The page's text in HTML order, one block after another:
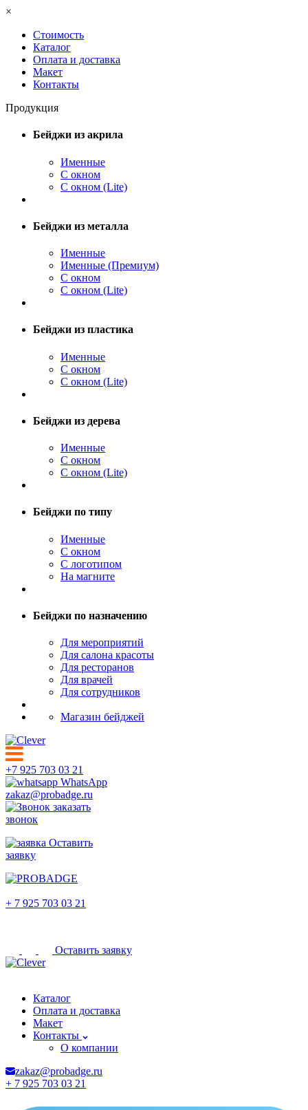
×
Стоимость
Каталог
Оплата и доставка
Макет
Контакты
Продукция
Бейджи из акрила
Именные
С окном
С окном (Lite)
Бейджи из металла
Именные
Именные (Премиум)
С окном
С окном (Lite)
Бейджи из пластика
Именные
С окном
С окном (Lite)
Бейджи из дерева
Именные
С окном
С окном (Lite)
Бейджи по типу
Именные
С окном
С логотипом
На магните
Бейджи по назначению
Для мероприятий
Для салона красоты
Для ресторанов
Для врачей
Для сотрудников
Магазин бейджей
+7 925 703 03 21
WhatsApp
zakaz@probadge.ru
заказать
звонок
Оставить
заявку
+ 7 925 703 03 21
Оставить заявку
Каталог
Оплата и доставка
Макет
Контакты
О компании
zakaz@probadge.ru
+ 7 925 703 03 21